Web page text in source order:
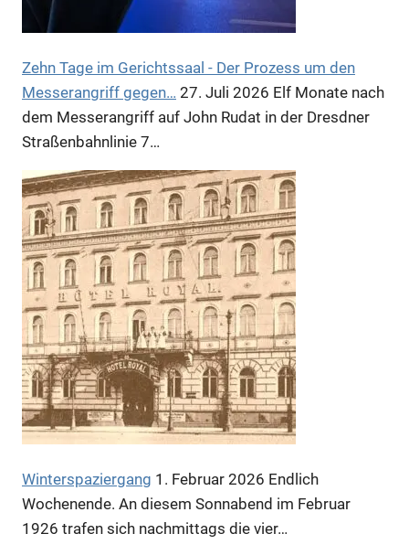
Anzeige
Anzeige
Anzeige
Zehn Tage im Gerichtssaal - Der Prozess um den
Messerangriff gegen… 27. Juli 2026 Elf Monate nach
dem Messerangriff auf John Rudat in der Dresdner
Straßenbahnlinie 7…
Winterspaziergang 1. Februar 2026 Endlich
Wochenende. An diesem Sonnabend im Februar
1926 trafen sich nachmittags die vier…